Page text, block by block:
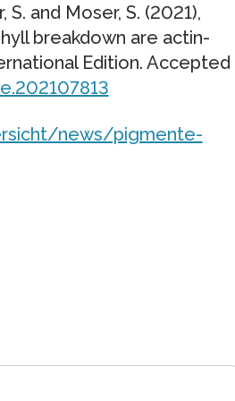
S. and Moser, S. (2021),
breakdown are actin-
Edition. Accepted
news/pigmente-